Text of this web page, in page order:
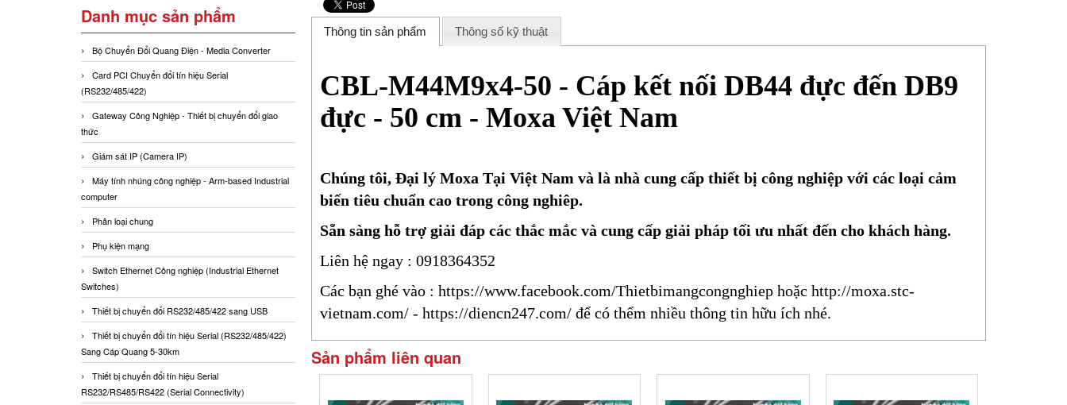
Danh mục sản phẩm
Bộ Chuyển Đổi Quang Điện - Media Converter
Card PCI Chuyển đổi tín hiệu Serial
(RS232/485/422)
Gateway Công Nghiệp - Thiết bị chuyển đổi giao
thức
Giám sát IP (Camera IP)
Máy tính nhúng công nghiệp - Arm-based Industrial
computer
Phân loại chung
Phụ kiện mạng
Switch Ethernet Công nghiệp (Industrial Ethernet
Switches)
Thiết bị chuyển đổi RS232/485/422 sang USB
Thiết bị chuyển đổi tín hiệu Serial (RS232/485/422)
Sang Cáp Quang 5-30km
Thiết bị chuyển đổi tín hiệu Serial
RS232/RS485/RS422 (Serial Connectivity)
Thông tin sản phẩm Thông số kỹ thuật
CBL-M44M9x4-50 - Cáp kết nối DB44 đực đến DB9
đực - 50 cm - Moxa Việt Nam
Chúng tôi, Đại lý Moxa Tại Việt Nam và là nhà cung cấp thiết bị công nghiệp với các loại cảm
biến tiêu chuẩn cao trong công nghiêp.
Sẵn sàng hỗ trợ giải đáp các thắc mắc và cung cấp giải pháp tối ưu nhất đến cho khách hàng.
Liên hệ ngay : 0918364352
Các bạn ghé vào : https://www.facebook.com/Thietbimangcongnghiep hoặc http://moxa.stc-
vietnam.com/ - https://diencn247.com/ để có thểm nhiều thông tin hữu ích nhé.
Sản phẩm liên quan